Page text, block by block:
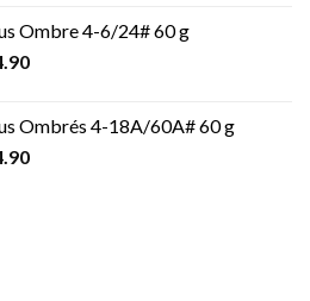
Ombre 4-6/24# 60 g
Ombrés 4-18A/60A# 60 g